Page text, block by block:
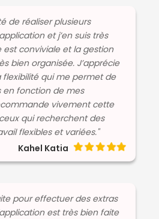
de réaliser plusieurs
et j’en suis très
est conviviale et la gestion
bien organisée. J’apprécie
qui me permet de
en fonction de mes
vivement cette
qui recherchent des
flexibles et variées."
Kahel Katia
pour effectuer des extras
est très bien faite